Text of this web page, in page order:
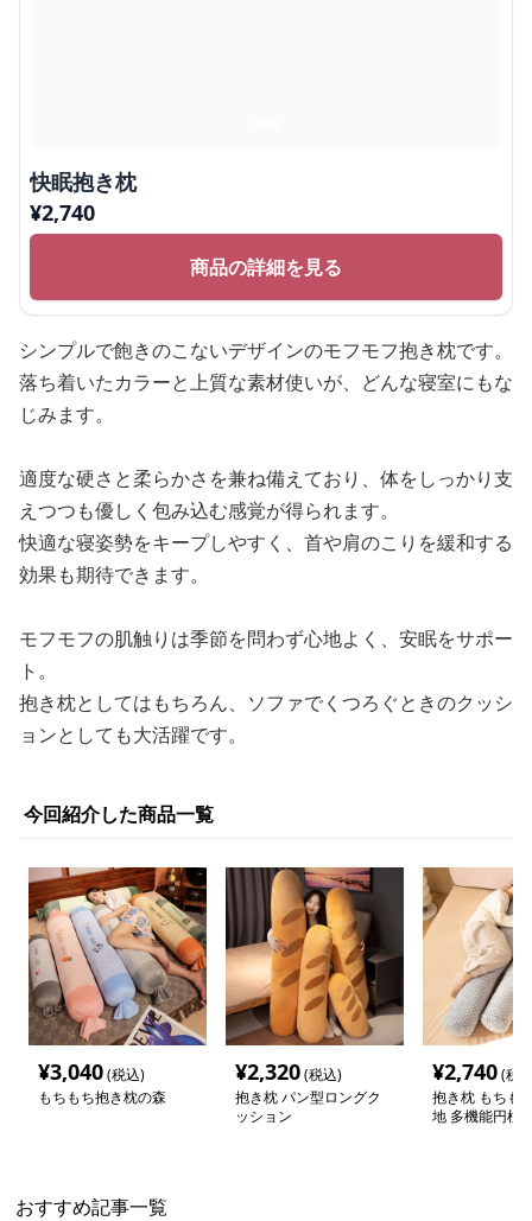
快眠抱き枕
¥2,740
商品の詳細を見る
シンプルで飽きのこないデザインのモフモフ抱き枕です。
落ち着いたカラーと上質な素材使いが、どんな寝室にもな
じみます。
適度な硬さと柔らかさを兼ね備えており、体をしっかり支
えつつも優しく包み込む感覚が得られます。
快適な寝姿勢をキープしやすく、首や肩のこりを緩和する
効果も期待できます。
モフモフの肌触りは季節を問わず心地よく、安眠をサポー
ト。
抱き枕としてはもちろん、ソファでくつろぐときのクッシ
ョンとしても大活躍です。
今回紹介した商品一覧
¥3,040(税込)
もちもち抱き枕の森
¥2,320(税込)
抱き枕 パン型ロングク
ッション
¥2,740(税
抱き枕 もちも
地 多機能円柱
おすすめ記事一覧